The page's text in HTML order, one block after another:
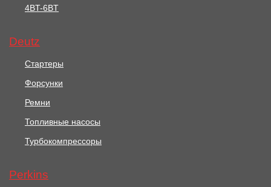
Клиновой Ремень
4BT-6BT
Deutz
Стартеры
Форсунки
Ремни
Топливные насосы
Турбокомпрессоры
Perkins